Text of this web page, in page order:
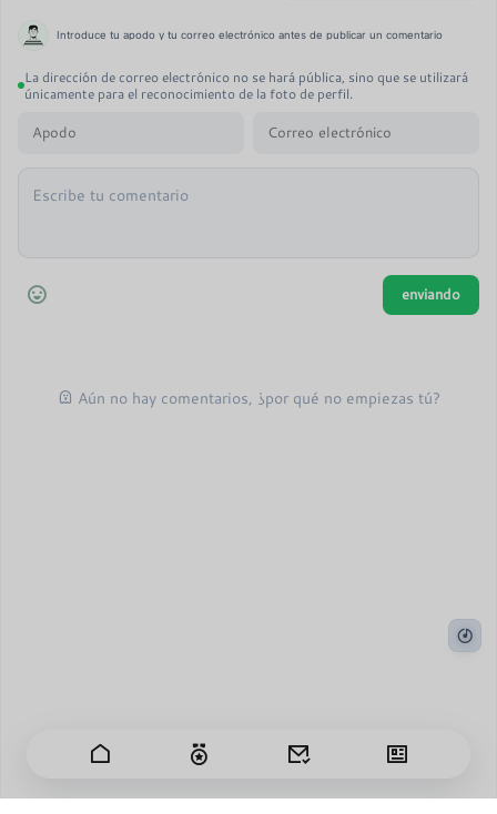
Introduce tu apodo y tu correo electrónico antes de publicar un comentario
La dirección de correo electrónico no se hará pública, sino que se utilizará
únicamente para el reconocimiento de la foto de perfil.
Aún no hay comentarios, ¿por qué no empiezas tú?